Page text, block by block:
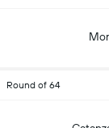
Round of 64